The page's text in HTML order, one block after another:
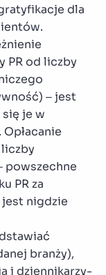
dla
PR od liczby
– jest
je w
powszechne
PR za
nigdzie
branży),
i dziennikarzy-